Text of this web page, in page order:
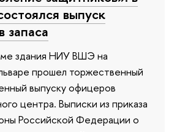
выпуск
запаса
здания НИУ ВШЭ на
прошел торжественный
выпуску офицеров
центра. Выписки из приказа
Российской Федерации о